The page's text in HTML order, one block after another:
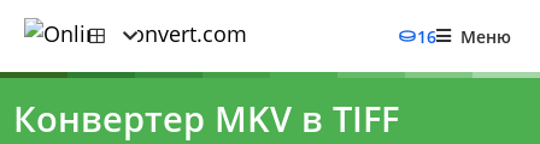
16 Меню
Конвертер MKV в TIFF